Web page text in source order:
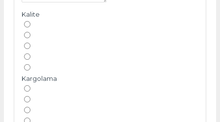
Kalite
Kargolama